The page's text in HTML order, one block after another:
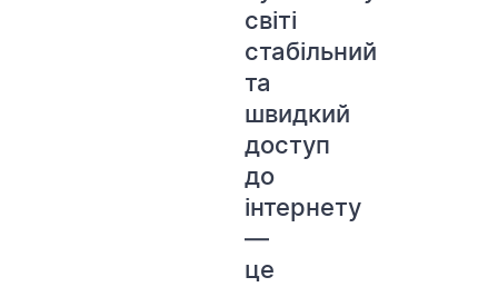
світі
стабільний
та
швидкий
доступ
до
інтернету
—
це